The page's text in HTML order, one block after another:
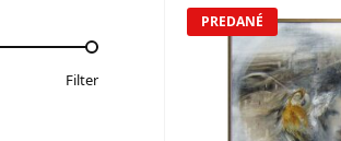
Filter
PREDANÉ